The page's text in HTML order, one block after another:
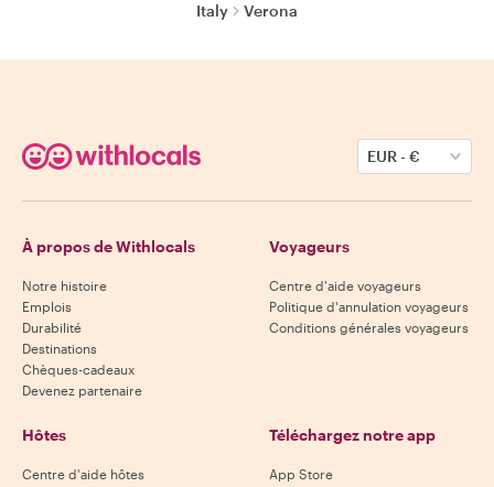
Italy Verona
EUR-€
À propos de Withlocals
Notre histoire
Emplois
Durabilité
Destinations
Chèques-cadeaux
Devenez partenaire
Voyageurs
Centre d'aide voyageurs
Politique d'annulation voyageurs
Conditions générales voyageurs
Hôtes
Centre d'aide hôtes
Téléchargez notre app
App Store